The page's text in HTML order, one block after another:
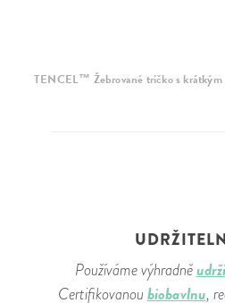
TENCEL™ Žebrované tričko s krátkým
Používáme výhradně
Certifikovanou biobavlnu,